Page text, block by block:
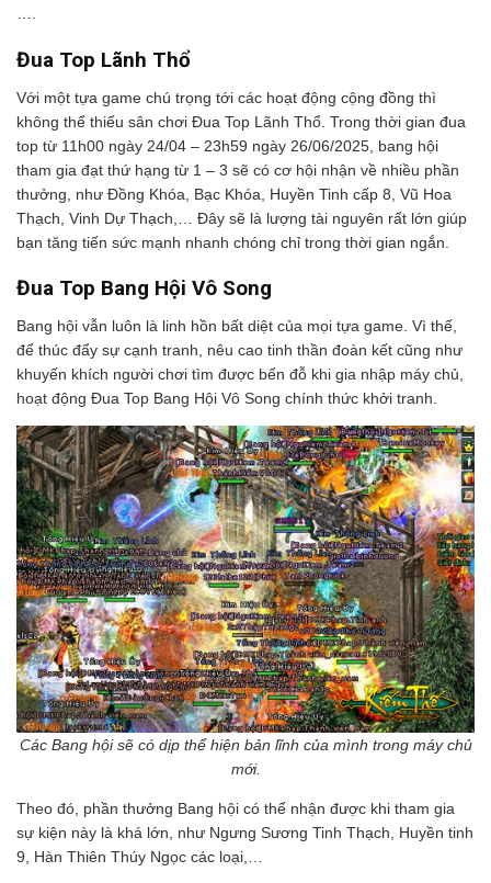
Đua Top Lãnh Thổ
Với một tựa game chú trọng tới các hoạt động cộng đồng thì
không thể thiếu sân chơi Đua Top Lãnh Thổ. Trong thời gian đua
top từ 11h00 ngày 24/04 – 23h59 ngày 26/06/2025, bang hội
tham gia đạt thứ hạng từ 1 – 3 sẽ có cơ hội nhận về nhiều phần
thưởng, như Đồng Khóa, Bạc Khóa, Huyền Tinh cấp 8, Vũ Hoa
Thạch, Vinh Dự Thạch,… Đây sẽ là lượng tài nguyên rất lớn giúp
bạn tăng tiến sức mạnh nhanh chóng chỉ trong thời gian ngắn.
Đua Top Bang Hội Vô Song
Bang hội vẫn luôn là linh hồn bất diệt của mọi tựa game. Vì thế,
để thúc đẩy sự cạnh tranh, nêu cao tinh thần đoàn kết cũng như
khuyến khích người chơi tìm được bến đỗ khi gia nhập máy chủ,
hoạt động Đua Top Bang Hội Vô Song chính thức khởi tranh.
Các Bang hội sẽ có dịp thể hiện bản lĩnh của mình trong máy chủ
mới.
Theo đó, phần thưởng Bang hội có thể nhận được khi tham gia
sự kiện này là khá lớn, như Ngưng Sương Tinh Thạch, Huyền tinh
9, Hàn Thiên Thúy Ngọc các loại,…